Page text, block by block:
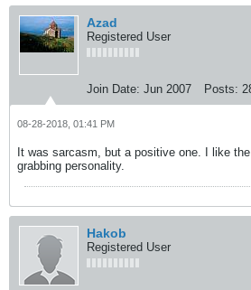
Azad
Registered User
Join Date: Jun 2007 Posts:
08-28-2018, 01:41 PM
It was sarcasm, but a positive one. I like
grabbing personality.
Hakob
Registered User